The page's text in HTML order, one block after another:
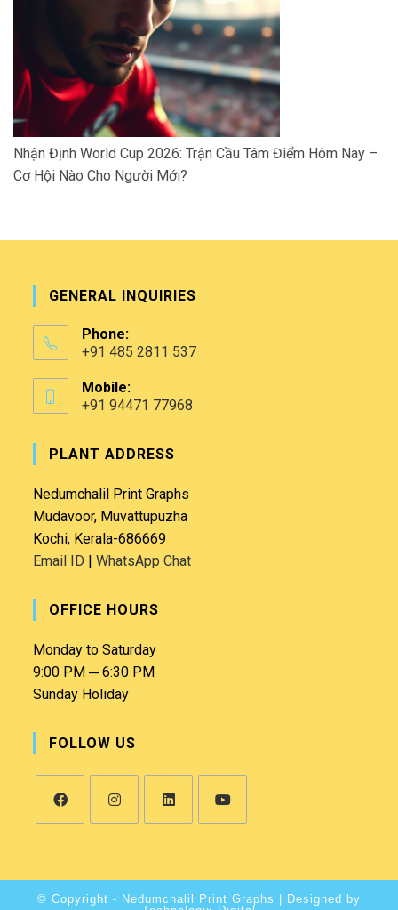
Nhận Định World Cup 2026: Trận Cầu Tâm Điểm Hôm Nay –
Cơ Hội Nào Cho Người Mới?
GENERAL INQUIRIES
Phone:
+91 485 2811 537
Mobile:
+91 94471 77968
PLANT ADDRESS
Nedumchalil Print Graphs
Mudavoor, Muvattupuzha
Kochi, Kerala-686669
Email ID |WhatsApp Chat
OFFICE HOURS
Monday to Saturday
9:00 PM ─ 6:30 PM
Sunday Holiday
FOLLOW US
© Copyright - Nedumchalil Print Graphs |
Designed by